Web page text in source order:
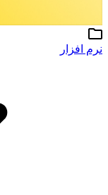
نرم افزار